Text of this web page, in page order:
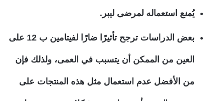
يُمنع استعماله لمرضى ليبر.
بعض الدراسات ترجح تأثيرًا ضارًا لفيتامين ب 12 على
العين من الممكن أن يتسبب في العمى، ولذلك فإن
من الأفضل عدم استعمال مثل هذه المنتجات على